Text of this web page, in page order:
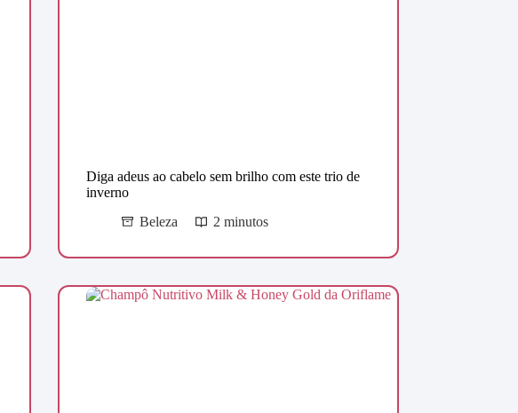
Diga adeus ao cabelo sem brilho com este trio de
inverno
Beleza
2 minutos